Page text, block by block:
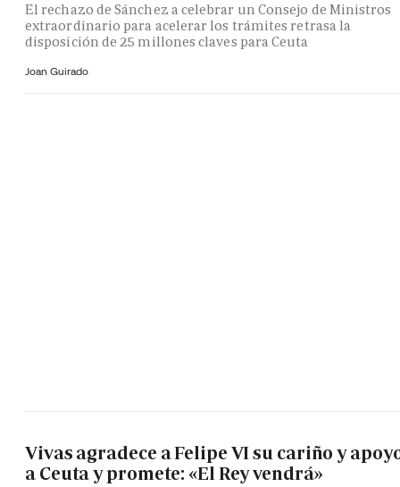
El rechazo de Sánchez a celebrar un Consejo de Ministros
extraordinario para acelerar los trámites retrasa la
disposición de 25 millones claves para Ceuta
Joan Guirado
Vivas agradece a Felipe VI su cariño y
a Ceuta y promete: «El Rey vendrá»